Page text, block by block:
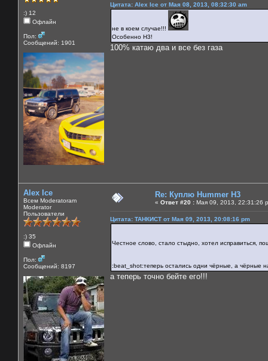
:) 12
Офлайн
Пол:
Сообщений: 1901
Цитата: Alex Ice от Мая 08, 2013, 08:32:30 am
не в коем случае!!!
Особенно Н3!
100% катаю два и все без газа
Alex Ice
Всем Moderatoram
Moderator
Пользователи
:) 35
Офлайн
Пол:
Сообщений: 8197
Re: Куплю Hummer H3
« Ответ #20 : Мая 09, 2013, 22:31:26
Цитата: ТАНКИСТ от Мая 09, 2013, 20:08:16 pm
Честное слово, стало стыдно, хотел исправиться,
:beat_shot:теперь остались одни чёрные, а чёрные
а теперь точно бейте его!!!